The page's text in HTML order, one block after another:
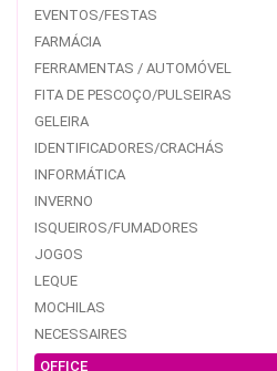
EVENTOS/FESTAS
FARMÁCIA
FERRAMENTAS / AUTOMÓVEL
FITA DE PESCOÇO/PULSEIRAS
GELEIRA
IDENTIFICADORES/CRACHÁS
INFORMÁTICA
INVERNO
ISQUEIROS/FUMADORES
JOGOS
LEQUE
MOCHILAS
NECESSAIRES
OFFICE